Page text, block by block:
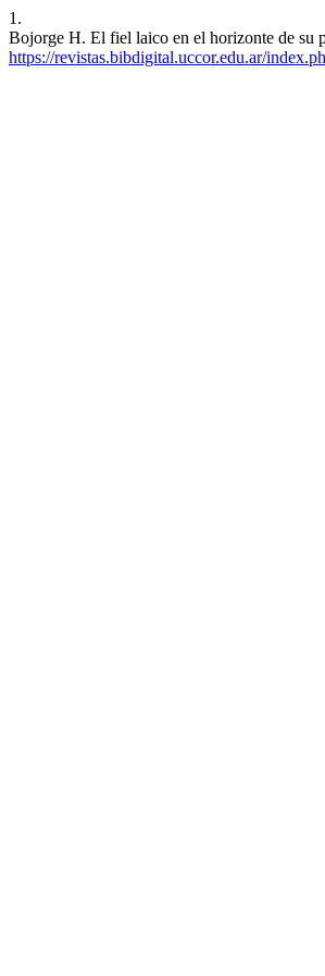
1.
Bojorge H. El fiel laico en el horizonte de su
https://revistas.bibdigital.uccor.edu.ar/